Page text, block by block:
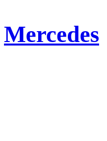
Mercedes